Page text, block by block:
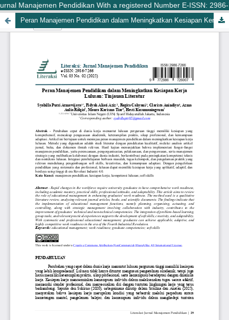
Manajemen Pendidikan With a registered Number E-ISSN:
Peran Manajemen Pendidikan dalam Meningkatkan Kesiapan Kerja Lulusan: Tinjauan Literatur